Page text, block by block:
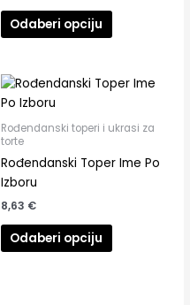
Odaberi opciju
Rođendanski toperi i ukrasi za
torte
Rođendanski Toper Ime Po
Izboru
8,63 €
Odaberi opciju